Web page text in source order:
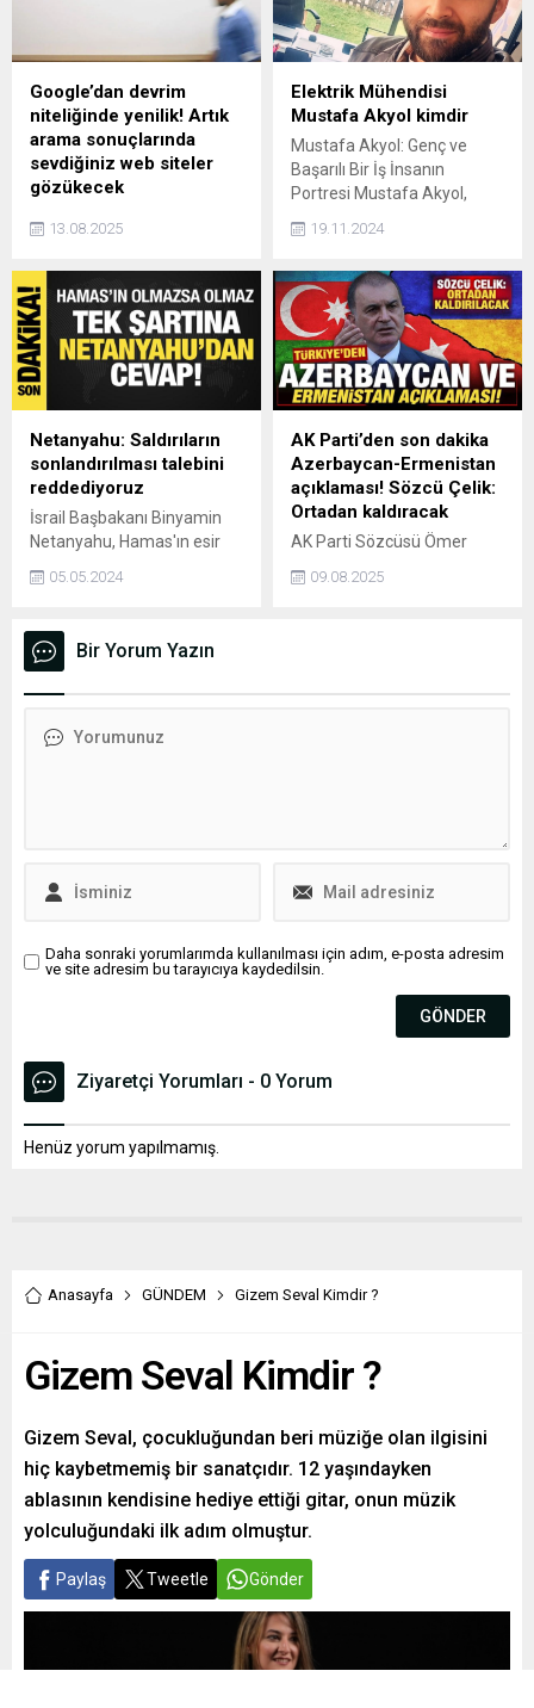
Google’dan devrim
niteliğinde yenilik! Artık
arama sonuçlarında
sevdiğiniz web siteler
gözükecek
niteliğinde yenilik geliyor.
kullanıcıların memnun
kalacağı özellik olan "Tercih
Edilen Kaynaklar" sayesinde
artık arama sonuçlarında
sevdiğiniz web siteler
gözükecek.
13.08.2025
Elektrik Mühendisi
Mustafa Akyol kimdir
Mustafa Akyol: Genç ve
Başarılı Bir İş İnsanın
Portresi Mustafa Akyol,
Üniversitesi'nden mezun
hayatına atılan genç ve
dinamik bir girişimcidir. Azmi
ve başarısı sayesinde kısa
sürede kendi şirketini
kurmuş ve büyük projelere
imza atmıştır.
19.11.2024
Netanyahu: Saldırıların
sonlandırılması talebini
reddediyoruz
İsrail Başbakanı Binyamin
Netanyahu, Hamas'ın esir
getirdiği Gazze Şeridi'ne
sonlandırılması talebini
kabul etmeyeceklerini
05.05.2024
AK Parti’den son dakika
Azerbaycan-Ermenistan
açıklaması! Sözcü Çelik:
Ortadan kaldıracak
AK Parti Sözcüsü Ömer
Ermenistan arasında dün
09.08.2025
Bir Yorum Yazın
Daha sonraki yorumlarımda kullanılması için adım, e-posta adresim
ve site adresim bu tarayıcıya kaydedilsin.
Ziyaretçi Yorumları - 0 Yorum
Henüz yorum yapılmamış.
Anasayfa GÜNDEM Gizem Seval Kimdir ?
Gizem Seval Kimdir ?
Gizem Seval, çocukluğundan beri müziğe olan ilgisini
hiç kaybetmemiş bir sanatçıdır. 12 yaşındayken
ablasının kendisine hediye ettiği gitar, onun müzik
yolculuğundaki ilk adım olmuştur.
Paylaş Tweetle Gönder